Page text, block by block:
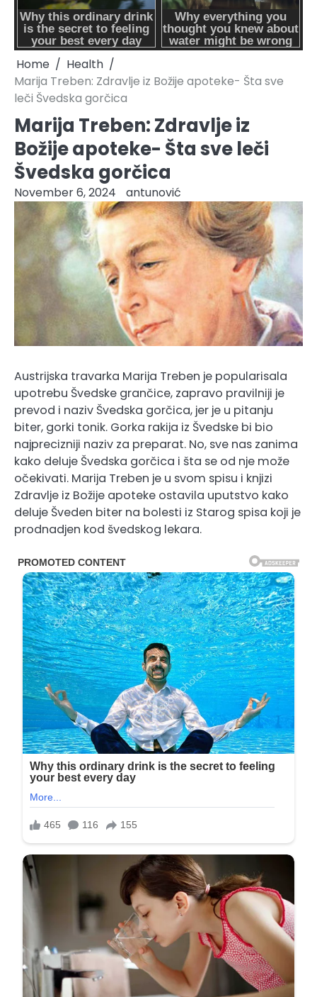
Home
Health
Marija Treben: Zdravlje iz Božije apoteke- Šta sve
leči Švedska gorčica
Marija Treben: Zdravlje iz
Božije apoteke- Šta sve leči
Švedska gorčica
November 6, 2024 antunović
Austrijska travarka Marija Treben je popularisala
upotrebu Švedske grančice, zapravo pravilniji je
prevod i naziv Švedska gorčica, jer je u pitanju
biter, gorki tonik. Gorka rakija iz Švedske bi bio
najprecizniji naziv za preparat. No, sve nas zanima
kako deluje Švedska gorčica i šta se od nje može
očekivati. Marija Treben je u svom spisu i knjizi
Zdravlje iz Božije apoteke ostavila uputstvo kako
deluje Šveden biter na bolesti iz Starog spisa koji je
prodnadjen kod švedskog lekara.